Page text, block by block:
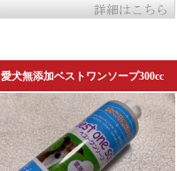
愛犬無添加ベストワンソープ300cc